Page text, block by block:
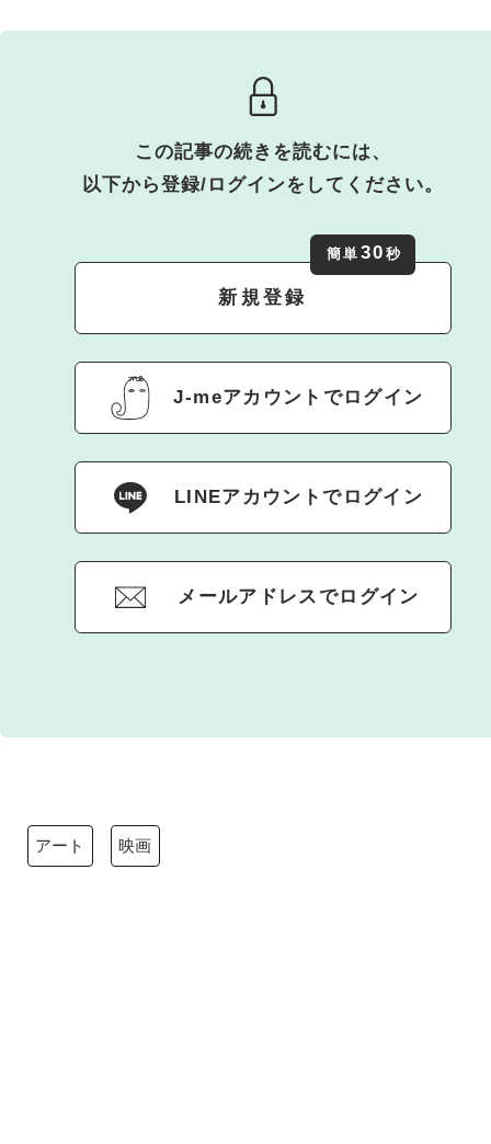
この記事の続きを読むには、
以下から登録/ログインをしてください。
新規登録
簡単 30 秒
J-meアカウントでログイン
LINEアカウントでログイン
メールアドレスでログイン
アート 映画